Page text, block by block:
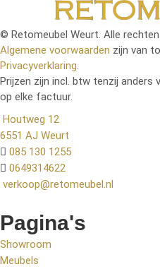
© Retomeubel Weurt. Alle rechten
Algemene voorwaarden zijn van
Privacyverklaring
Prijzen zijn incl. btw tenzij anders
op elke factuur.
Houtweg 12
6551 AJ Weurt
085 130 1255
0649314622
verkoop@retomeubel.nl
Pagina's
Showroom
Meubels